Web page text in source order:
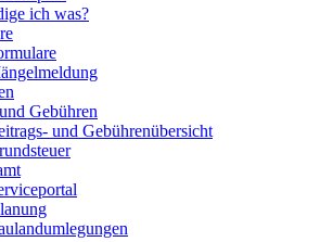
ich was?
Gebühren
und Gebührenübersicht